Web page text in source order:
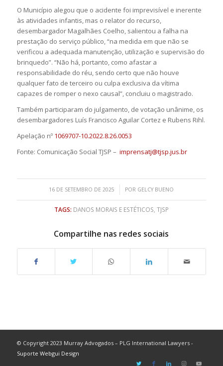
O Município alegou que o acidente foi imprevisível e inerente
às atividades infantis, mas o relator do recurso,
desembargador Magalhães Coelho, salientou a falha na
prestação do serviço público, “na medida em que não se
verificou a adequada manutenção, utilização e supervisão do
brinquedo”. “Não há, portanto, como afastar a
responsabilidade do réu, sendo certo que não houve
qualquer fato de terceiro ou culpa exclusiva da vítima
capazes de romper o nexo causal”, concluiu o magistrado.
Também participaram do julgamento, de votação unânime, os
desembargadores Luís Francisco Aguilar Cortez e Rubens Rihl.
Apelação nº 1069707-10.2022.8.26.0053
Fonte: Comunicação Social TJSP – imprensatj@tjsp.jus.br
16 DE SETEMBRO DE 2025
/ POR GELCY BUENO
TAGS: DANOS MORAIS E ESTÉTICOS, TJSP
Compartilhe nas redes sociais
© Copyright 2023 Murray Advogados – PLG International Lawyers -
Suporte Webgui Design